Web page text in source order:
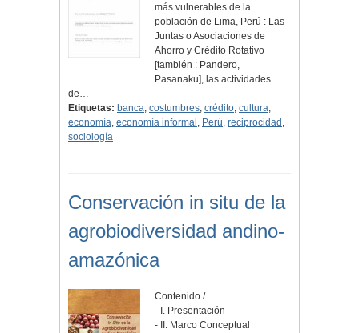
más vulnerables de la
población de Lima, Perú : Las
Juntas o Asociaciones de
Ahorro y Crédito Rotativo
[también : Pandero,
Pasanaku], las actividades
de…
Etiquetas: banca, costumbres, crédito, cultura,
economía, economía informal , Perú, reciprocidad ,
sociología
Conservación in situ de la
agrobiodiversidad andino-
amazónica
Contenido /
- I. Presentación
- II. Marco Conceptual